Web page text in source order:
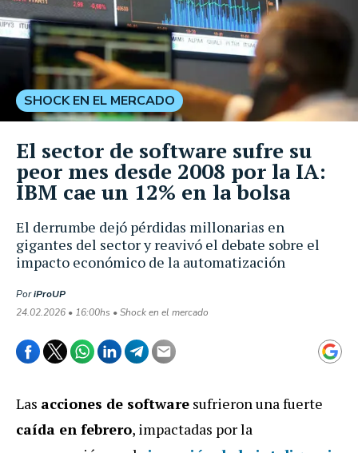
El derrumbe dejó pérdidas millonarias en
gigantes del sector y reavivó el debate sobre el
impacto económico de la automatización
PoriProUP
24.02.2026 • 16:00hs • Shock en el mercado
SHOCK EN EL MERCADO
El sector de software sufre su
peor mes desde 2008 por la IA:
IBM cae un 12% en la bolsa
Las acciones de software sufrieron una fuerte
caída en febrero, impactadas por la